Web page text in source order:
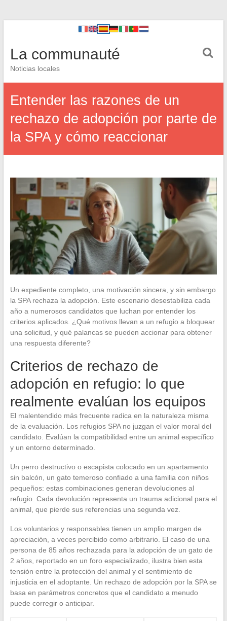
La communauté
Noticias locales
Entender las razones de un
rechazo de adopción por parte de
la SPA y cómo reaccionar
Un expediente completo, una motivación sincera, y sin embargo
la SPA rechaza la adopción. Este escenario desestabiliza cada
año a numerosos candidatos que luchan por entender los
criterios aplicados. ¿Qué motivos llevan a un refugio a bloquear
una solicitud, y qué palancas se pueden accionar para obtener
una respuesta diferente?
Criterios de rechazo de
adopción en refugio: lo que
realmente evalúan los equipos
El malentendido más frecuente radica en la naturaleza misma
de la evaluación. Los refugios SPA no juzgan el valor moral del
candidato. Evalúan la compatibilidad entre un animal específico
y un entorno determinado.
Un perro destructivo o escapista colocado en un apartamento
sin balcón, un gato temeroso confiado a una familia con niños
pequeños: estas combinaciones generan devoluciones al
refugio. Cada devolución representa un trauma adicional para el
animal, que pierde sus referencias una segunda vez.
Los voluntarios y responsables tienen un amplio margen de
apreciación, a veces percibido como arbitrario. El caso de una
persona de 85 años rechazada para la adopción de un gato de
2 años, reportado en un foro especializado, ilustra bien esta
tensión entre la protección del animal y el sentimiento de
injusticia en el adoptante. Un rechazo de adopción por la SPA se
basa en parámetros concretos que el candidato a menudo
puede corregir o anticipar.